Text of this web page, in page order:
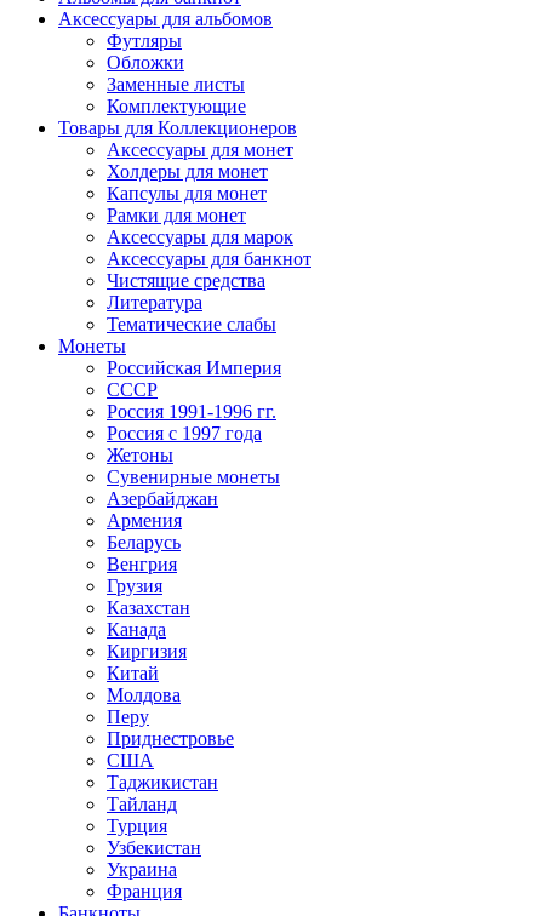
Аксессуары для альбомов
Футляры
Обложки
Заменные листы
Комплектующие
Товары для Коллекционеров
Аксессуары для монет
Холдеры для монет
Капсулы для монет
Рамки для монет
Аксессуары для марок
Аксессуары для банкнот
Чистящие средства
Литература
Тематические слабы
Монеты
Российская Империя
СССР
Россия 1991-1996 гг.
Россия с 1997 года
Жетоны
Сувенирные монеты
Азербайджан
Армения
Беларусь
Венгрия
Грузия
Казахстан
Канада
Киргизия
Китай
Молдова
Перу
Приднестровье
США
Таджикистан
Тайланд
Турция
Узбекистан
Украина
Франция